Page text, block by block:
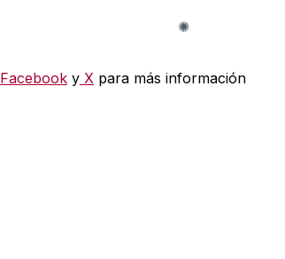
FacebookyXpara más información